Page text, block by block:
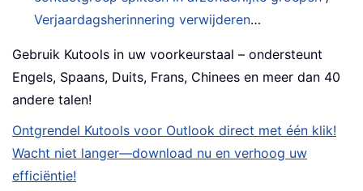
Verjaardagsherinnering verwijderen…
Gebruik Kutools in uw voorkeurstaal – ondersteunt
Engels, Spaans, Duits, Frans, Chinees en meer dan 40
andere talen!
Ontgrendel Kutools voor Outlook direct met één klik!
Wacht niet langer—download nu en verhoog uw
efficiëntie!